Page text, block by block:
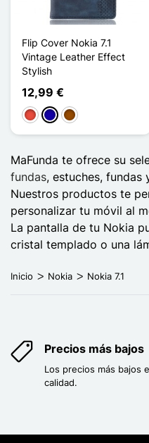
Flip Cover Nokia 7.1
Vintage Leather Effect
Stylish
12,99 €
RojoAzul oscuro
Marrón
MaFunda te ofrece su
fundas, estuches, fundas
Nuestros productos te
personalizar tu móvil al
La pantalla de tu Nokia
cristal templado o una
Inicio Nokia Nokia 7.1
Precios más bajos
Los precios más bajos
calidad.